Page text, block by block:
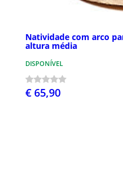
Natividade com arco
altura média
DISPONÍVEL
€ 65,90